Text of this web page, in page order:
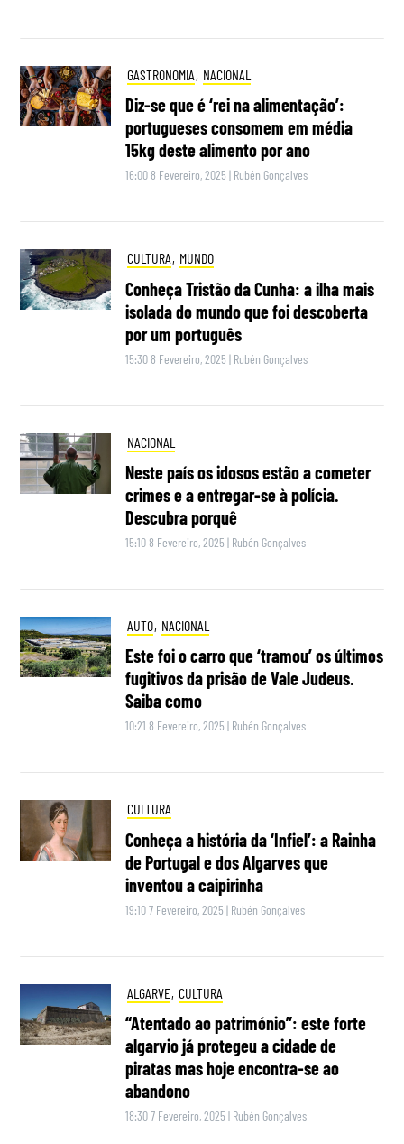
GASTRONOMIA, NACIONAL
Diz-se que é ‘rei na alimentação’:
portugueses consomem em média
15kg deste alimento por ano
16:00 8 Fevereiro, 2025 | Rubén Gonçalves
CULTURA, MUNDO
Conheça Tristão da Cunha: a ilha mais
isolada do mundo que foi descoberta
por um português
15:30 8 Fevereiro, 2025 | Rubén Gonçalves
NACIONAL
Neste país os idosos estão a cometer
crimes e a entregar-se à polícia.
Descubra porquê
15:10 8 Fevereiro, 2025 | Rubén Gonçalves
AUTO, NACIONAL
Este foi o carro que ‘tramou’ os últimos
fugitivos da prisão de Vale Judeus.
Saiba como
10:21 8 Fevereiro, 2025 | Rubén Gonçalves
CULTURA
Conheça a história da ‘Infiel’: a Rainha
de Portugal e dos Algarves que
inventou a caipirinha
19:10 7 Fevereiro, 2025 | Rubén Gonçalves
ALGARVE, CULTURA
“Atentado ao património”: este forte
algarvio já protegeu a cidade de
piratas mas hoje encontra-se ao
abandono
18:30 7 Fevereiro, 2025 | Rubén Gonçalves